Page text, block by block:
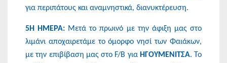
για περιπάτους και αναμνηστικά, διανυκτέρευση.
5Η ΗΜΕΡΑ: Μετά το πρωινό με την άφιξη μας στο
λιμάνι αποχαιρετάμε το όμορφο νησί των Φαιάκων,
με την επιβίβαση μας στο F/B για ΗΓΟΥΜΕΝΙΤΣΑ. Το